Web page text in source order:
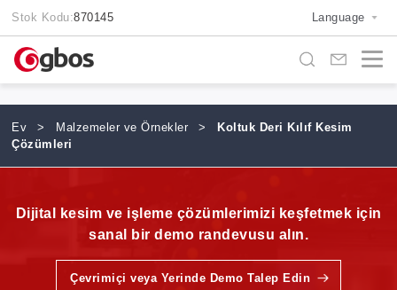
Stok Kodu:870145 Language
Ev > Malzemeler ve Örnekler >
Koltuk Deri Kılıf Kesim
Çözümleri
Dijital kesim ve işleme çözümlerimizi keşfetmek için
sanal bir demo randevusu alın.
Çevrimiçi veya Yerinde Demo Talep Edin